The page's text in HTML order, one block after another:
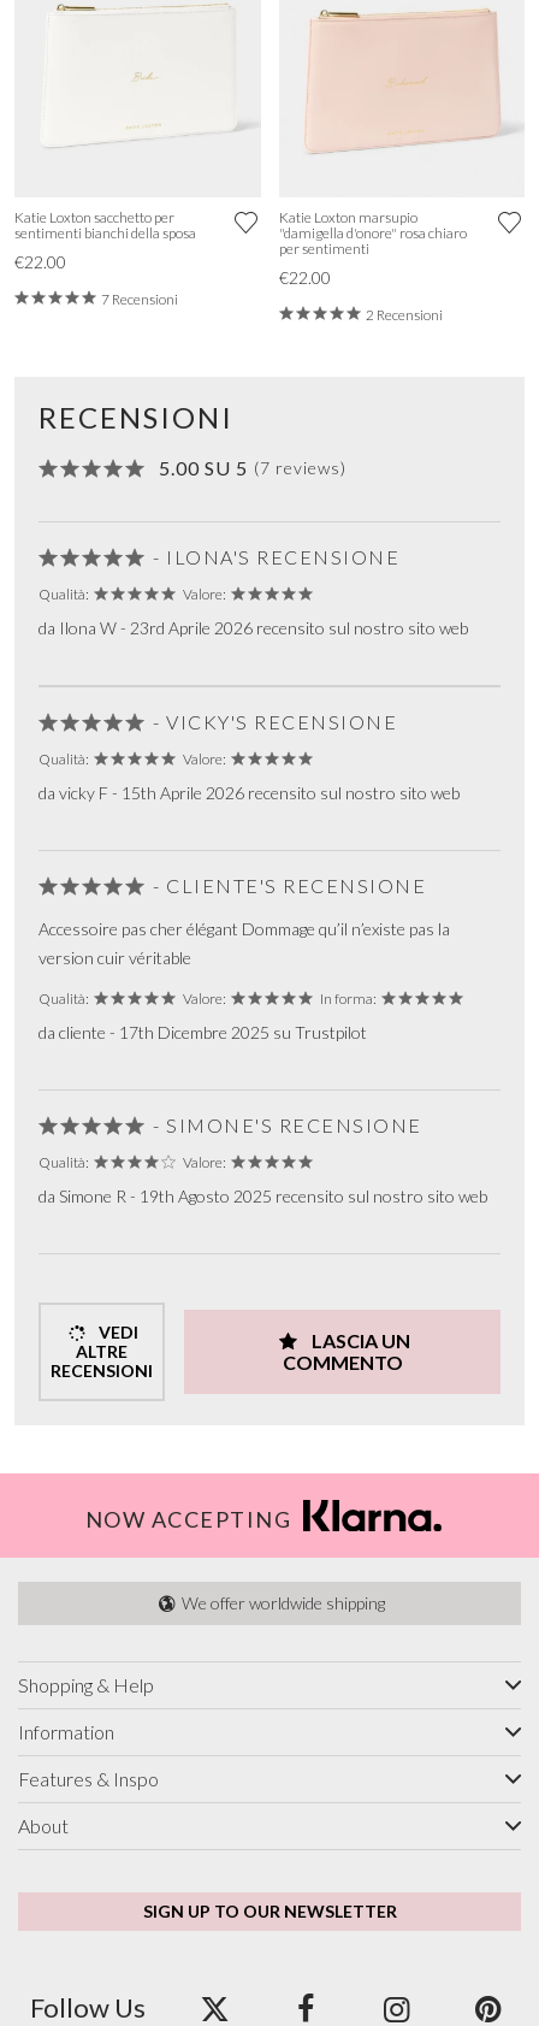
Katie Loxton sacchetto per
sentimenti bianchi della sposa
€22.00
7 Recensioni
Katie Loxton marsupio
"damigella d'onore" rosa chiaro
per sentimenti
€22.00
2 Recensioni
RECENSIONI
5.00 SU 5 (7 reviews)
- ILONA'S RECENSIONE
Qualità: Valore:
da Ilona W - 23rd Aprile 2026 recensito sul nostro sito web
- VICKY'S RECENSIONE
Qualità: Valore:
da vicky F - 15th Aprile 2026 recensito sul nostro sito web
- CLIENTE'S RECENSIONE
Accessoire pas cher élégant Dommage qu’il n’existe pas la
version cuir véritable
Qualità: Valore: In forma:
da cliente - 17th Dicembre 2025 su Trustpilot
- SIMONE'S RECENSIONE
Qualità: Valore:
da Simone R - 19th Agosto 2025 recensito sul nostro sito web
VEDI
ALTRE
RECENSIONI
LASCIA UN
COMMENTO
NOW ACCEPTING
We offer worldwide shipping
Shopping & Help
Information
Features & Inspo
About
SIGN UP TO OUR NEWSLETTER
Follow Us